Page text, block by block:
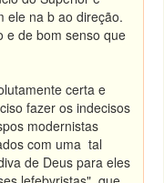
ele na b ao direção.
e de bom senso que
certa e
fazer os indecisos
modernistas
com uma tal
de Deus para eles